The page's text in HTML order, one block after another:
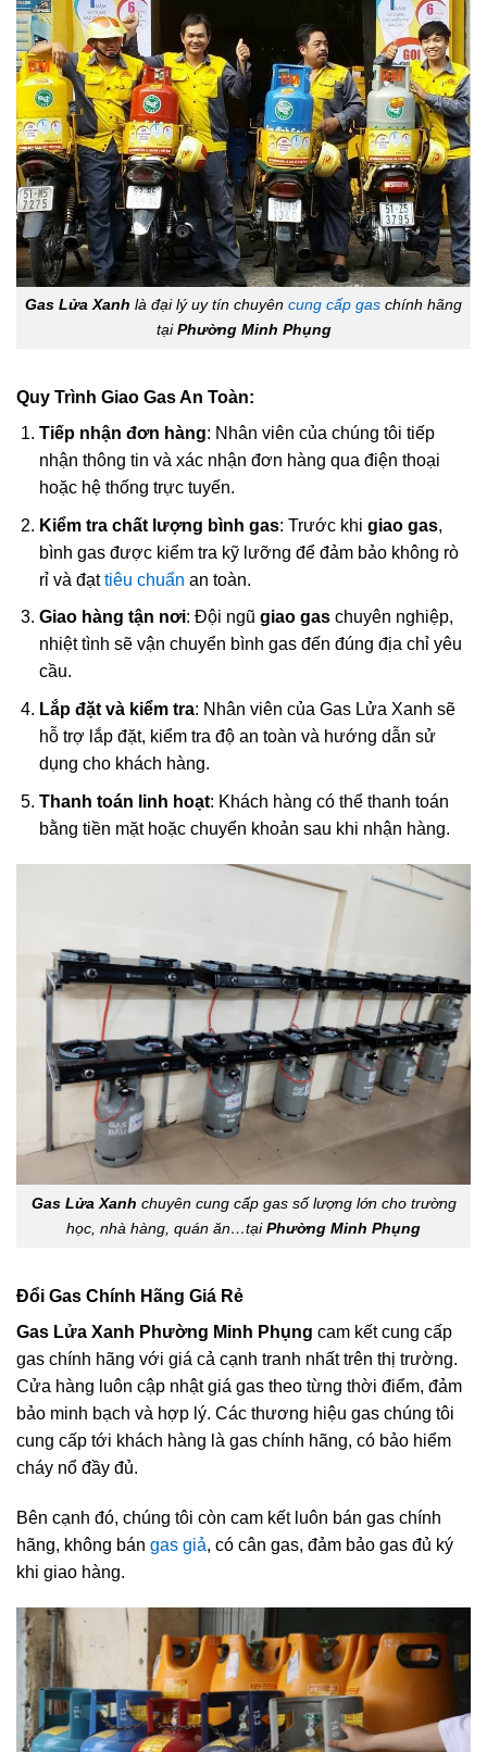
Gas Lửa Xanh là đại lý uy tín chuyên cung cấp gas chính hãng
tạiPhường Minh Phụng
Quy Trình Giao Gas An Toàn:
Tiếp nhận đơn hàng: Nhân viên của chúng tôi tiếp
nhận thông tin và xác nhận đơn hàng qua điện thoại
hoặc hệ thống trực tuyến.
Kiểm tra chất lượng bình gas: Trước khi giao gas,
bình gas được kiểm tra kỹ lưỡng để đảm bảo không rò
rỉ và đạttiêu chuẩn an toàn.
Giao hàng tận nơi: Đội ngũ giao gaschuyên nghiệp,
nhiệt tình sẽ vận chuyển bình gas đến đúng địa chỉ yêu
cầu.
Lắp đặt và kiểm tra: Nhân viên của Gas Lửa Xanh sẽ
hỗ trợ lắp đặt, kiểm tra độ an toàn và hướng dẫn sử
dụng cho khách hàng.
Thanh toán linh hoạt: Khách hàng có thể thanh toán
bằng tiền mặt hoặc chuyển khoản sau khi nhận hàng.
Gas Lửa Xanh chuyên cung cấp gas số lượng lớn cho trường
học, nhà hàng, quán ăn…tạiPhường Minh Phụng
Đổi Gas Chính Hãng Giá Rẻ
Gas Lửa Xanh Phường Minh Phụng cam kết cung cấp
gas chính hãng với giá cả cạnh tranh nhất trên thị trường.
Cửa hàng luôn cập nhật giá gas theo từng thời điểm, đảm
bảo minh bạch và hợp lý. Các thương hiệu gas chúng tôi
cung cấp tới khách hàng là gas chính hãng, có bảo hiểm
cháy nổ đầy đủ.
Bên cạnh đó, chúng tôi còn cam kết luôn bán gas chính
hãng, không bán gas giả, có cân gas, đảm bảo gas đủ ký
khi giao hàng.